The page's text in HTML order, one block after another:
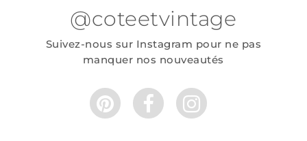
@coteetvintage
Suivez-nous sur Instagram pour ne pas
manquer nos nouveautés